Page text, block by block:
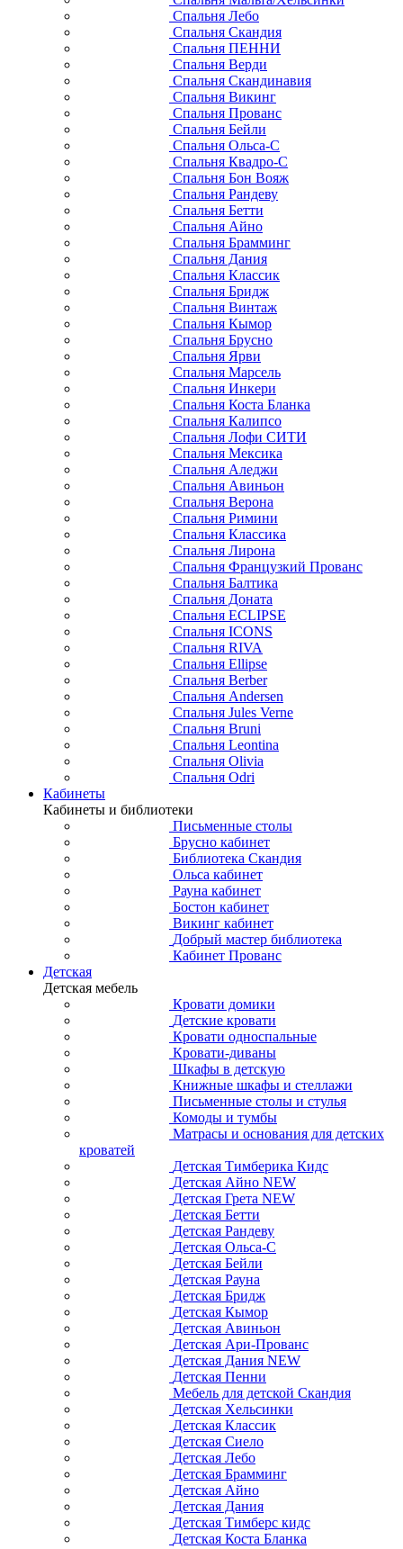
Спальня Лебо
Спальня Скандия
Спальня ПЕННИ
Спальня Верди
Спальня Скандинавия
Спальня Викинг
Спальня Прованс
Спальня Бейли
Спальня Ольса-С
Спальня Квадро-С
Спальня Бон Вояж
Спальня Рандеву
Спальня Бетти
Спальня Айно
Спальня Брамминг
Спальня Дания
Спальня Классик
Спальня Бридж
Спальня Винтаж
Спальня Кымор
Спальня Брусно
Спальня Ярви
Спальня Марсель
Спальня Инкери
Спальня Коста Бланка
Спальня Калипсо
Спальня Лофи СИТИ
Спальня Мексика
Спальня Аледжи
Спальня Авиньон
Спальня Верона
Спальня Римини
Спальня Классика
Спальня Лирона
Спальня Французкий Прованс
Спальня Балтика
Спальня Доната
Спальня ECLIPSE
Спальня ICONS
Спальня RIVA
Спальня Ellipse
Спальня Berber
Спальня Andersen
Спальня Jules Verne
Спальня Bruni
Спальня Leontina
Спальня Olivia
Спальня Odri
Кабинеты
Кабинеты и библиотеки
Письменные столы
Брусно кабинет
Библиотека Скандия
Ольса кабинет
Рауна кабинет
Бостон кабинет
Викинг кабинет
Добрый мастер библиотека
Кабинет Прованс
Детская
Детская мебель
Кровати домики
Детские кровати
Кровати односпальные
Кровати-диваны
Шкафы в детскую
Книжные шкафы и стеллажи
Письменные столы и стулья
Комоды и тумбы
Матрасы и основания для детских
кроватей
Детская Тимберика Кидс
Детская Айно NEW
Детская Грета NEW
Детская Бетти
Детская Рандеву
Детская Ольса-С
Детская Бейли
Детская Рауна
Детская Бридж
Детская Кымор
Детская Авиньон
Детская Ари-Прованс
Детская Дания NEW
Детская Пенни
Мебель для детской Скандия
Детская Хельсинки
Детская Классик
Детская Сиело
Детская Лебо
Детская Брамминг
Детская Айно
Детская Дания
Детская Тимберс кидс
Детская Коста Бланка